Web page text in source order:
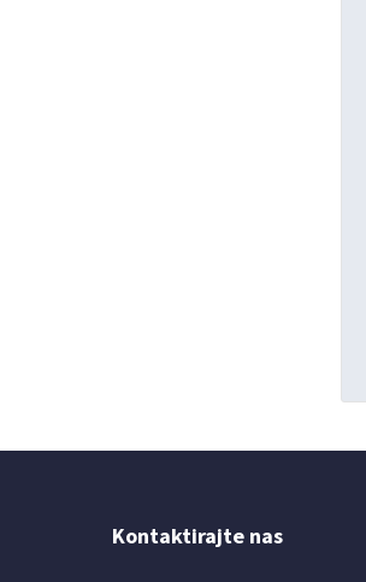
Kontaktirajte nas